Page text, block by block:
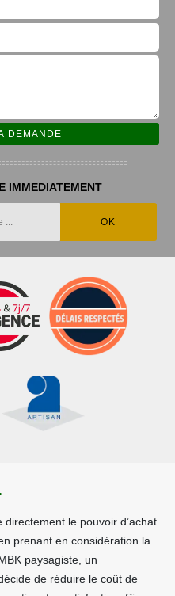
IMMEDIATEMENT
le pouvoir d’achat
prenant en considération la
paysagiste, un
de réduire le coût de